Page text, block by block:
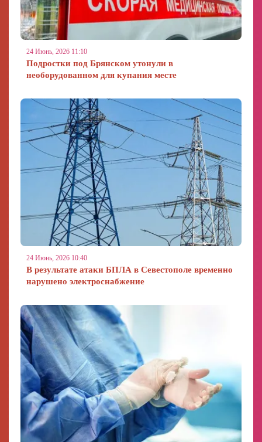
24 Июнь, 2026 11:10
Подростки под Брянском утонули в
необорудованном для купания месте
24 Июнь, 2026 10:40
В результате атаки БПЛА в Севестополе временно
нарушено электроснабжение